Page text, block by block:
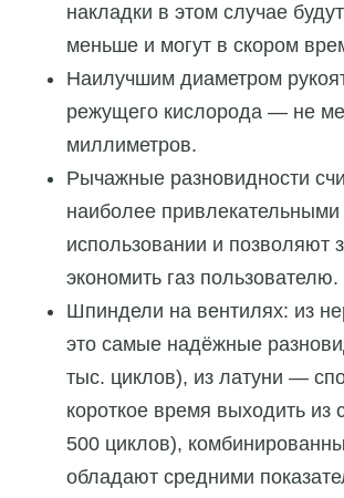
накладки в этом случае
меньше и могут в скором
Наилучшим диаметром
режущего кислорода — не
миллиметров.
Рычажные разновидности
наиболее привлекательными
использовании и позволяют
экономить газ пользователю.
Шпиндели на вентилях: из
это самые надёжные
тыс. циклов), из латуни —
короткое время выходить из
500 циклов),
обладают средними